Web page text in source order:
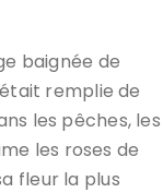
baignée de
remplie de
les pêches, les
les roses de
fleur la plus